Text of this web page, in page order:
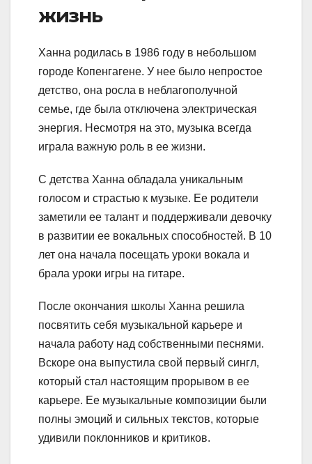
жизнь
Ханна родилась в 1986 году в небольшом
городе Копенгагене. У нее было непростое
детство, она росла в неблагополучной
семье, где была отключена электрическая
энергия. Несмотря на это, музыка всегда
играла важную роль в ее жизни.
С детства Ханна обладала уникальным
голосом и страстью к музыке. Ее родители
заметили ее талант и поддерживали девочку
в развитии ее вокальных способностей. В 10
лет она начала посещать уроки вокала и
брала уроки игры на гитаре.
После окончания школы Ханна решила
посвятить себя музыкальной карьере и
начала работу над собственными песнями.
Вскоре она выпустила свой первый сингл,
который стал настоящим прорывом в ее
карьере. Ее музыкальные композиции были
полны эмоций и сильных текстов, которые
удивили поклонников и критиков.